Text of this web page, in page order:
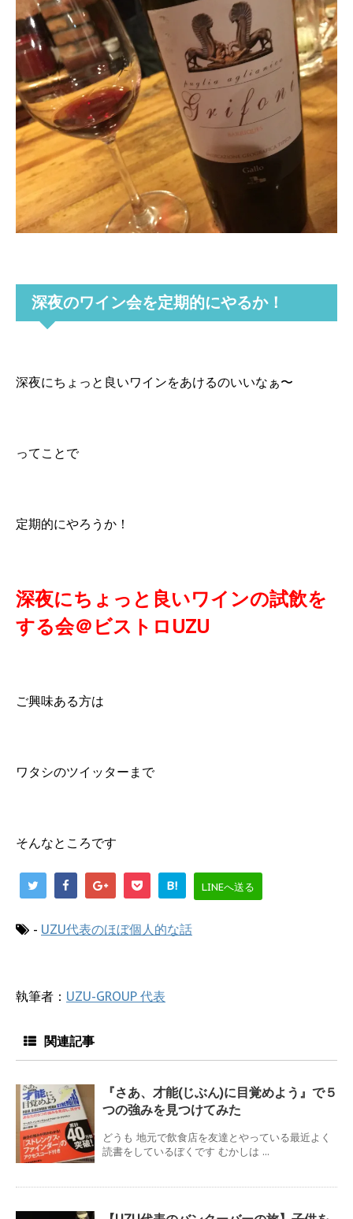
深夜のワイン会を定期的にやるか！
深夜にちょっと良いワインをあけるのいいなぁ〜
ってことで
定期的にやろうか！
深夜にちょっと良いワインの試飲を
する会＠ビストロUZU
ご興味ある方は
ワタシのツイッターまで
そんなところです
B! LINEへ送る
- UZU代表のほぼ個人的な話
執筆者： UZU-GROUP 代表
関連記事
『さあ、才能(じぶん)に目覚めよう』で５
つの強みを見つけてみた
どうも 地元で飲食店を友達とやっている最近よく
読書をしているぼくです むかしは ...